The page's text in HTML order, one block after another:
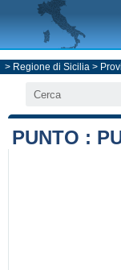
> Regione di Sicilia>
PUNTO :